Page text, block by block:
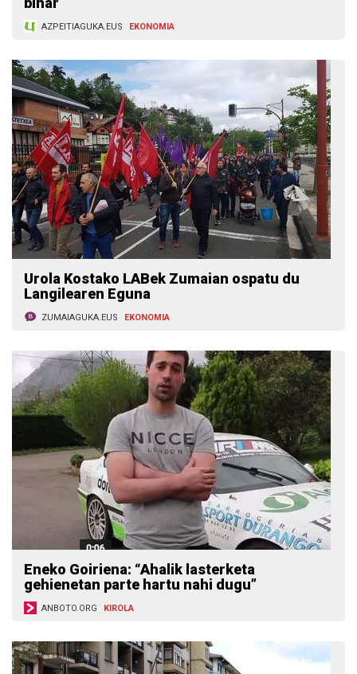
AZPEITIAGUKA.EUS EKONOMIA
Urola Kostako LABek Zumaian ospatu du
Langilearen Eguna
ZUMAIAGUKA.EUS EKONOMIA
Eneko Goiriena: “Ahalik lasterketa
gehienetan parte hartu nahi dugu”
ANBOTO.ORG KIROLA